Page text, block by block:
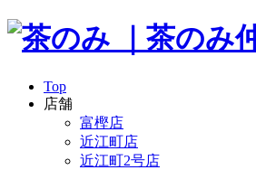
Top
店舗
富樫店
近江町店
近江町2号店